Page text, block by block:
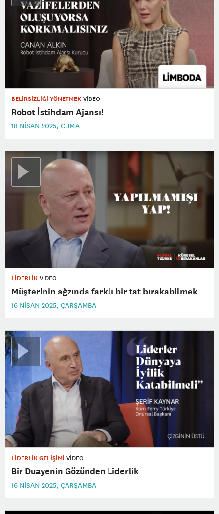
BELİRSİZLİĞİ YÖNETMEK VİDEO
Robot İstihdam Ajansı!
18 NISAN 2025, CUMA
LİDERLİK VİDEO
Müşterinin ağzında farklı bir tat bırakabilmek
16 NISAN 2025, ÇARŞAMBA
LİDERLİK GELİŞİMİ VİDEO
Bir Duayenin Gözünden Liderlik
16 NISAN 2025, ÇARŞAMBA